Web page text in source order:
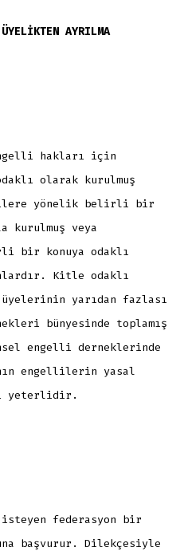
AYRILMA
hakları için
olarak kurulmuş
yönelik belirli bir
kurulmuş veya
konuya odaklı
Kitle odaklı
yarıdan fazlası
bünyesinde toplamış
engelli derneklerinde
engellilerin yasal
yeterlidir.
isteyen federasyon bir
başvurur. Dilekçesiyle